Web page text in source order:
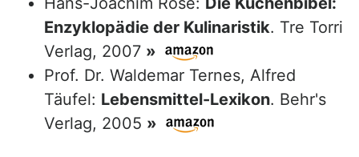
Enzyklopädie der Kulinaristik. Tre Torri
Verlag, 2007 »
Prof. Dr. Waldemar Ternes, Alfred
Täufel: Lebensmittel-Lexikon. Behr's
Verlag, 2005 »